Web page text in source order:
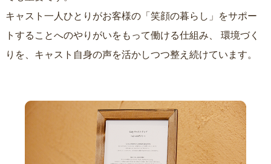
キャスト一人ひとりがお客様の「笑顔の暮らし」をサポー
トすることへのやりがいをもって働ける仕組み、
りを、キャスト自身の声を活かしつつ整え続けています。